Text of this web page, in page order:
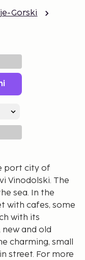
Gorski
port city of
Vinodolski. The
sea. In the
with cafes, some
with its
and old
charming, small
street. For more